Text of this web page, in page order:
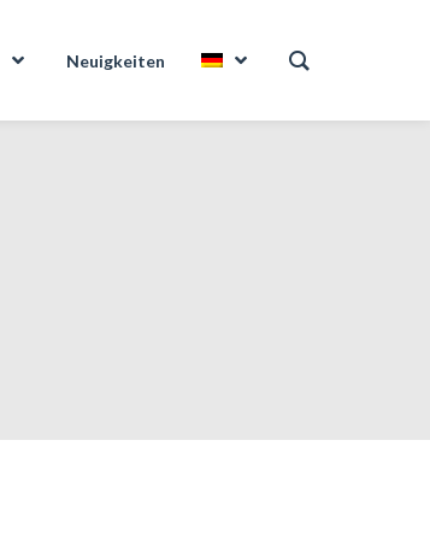
Neuigkeiten